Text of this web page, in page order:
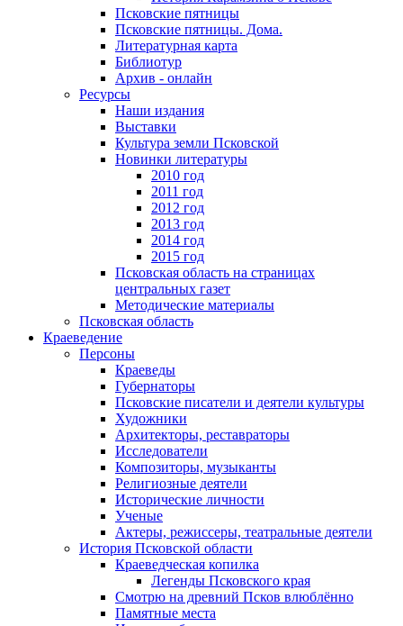
Псковские пятницы
Псковские пятницы. Дома.
Литературная карта
Библиотур
Архив - онлайн
Ресурсы
Наши издания
Выставки
Культура земли Псковской
Новинки литературы
2010 год
2011 год
2012 год
2013 год
2014 год
2015 год
Псковская область на страницах
центральных газет
Методические материалы
Псковская область
Краеведение
Персоны
Краеведы
Губернаторы
Псковские писатели и деятели культуры
Художники
Архитекторы, реставраторы
Исследователи
Композиторы, музыканты
Религиозные деятели
Исторические личности
Ученые
Актеры, режиссеры, театральные деятели
История Псковской области
Краеведческая копилка
Легенды Псковского края
Смотрю на древний Псков влюблённо
Памятные места